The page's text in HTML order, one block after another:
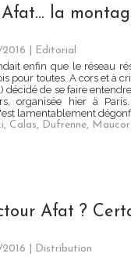
la
Editorial
enfin que le réseau
pour toutes. A cors et à
décidé de se faire
organisée hier à
lamentablement
, Calas, Dufrenne,
Afat ?
Distribution